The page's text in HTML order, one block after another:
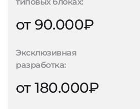
от 90.000₽
Эксклюзивная
разработка:
от 180.000₽